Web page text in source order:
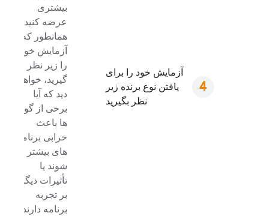
آزمایش خود را برای
یافتن نوع برنده زیر
نظر بگیرید
بیشتری
عرضه کنید.
همانطور که
آزمایش خود
را زیر نظر می
گیرید، خواهید
دید که آیا
برخی از گونه
ها باعث
خرابی برنامه
های بیشتر می
شوند یا
تأثیرات دیگری
بر تجربه
برنامه دارند، و